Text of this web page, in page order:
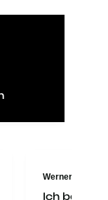
habe